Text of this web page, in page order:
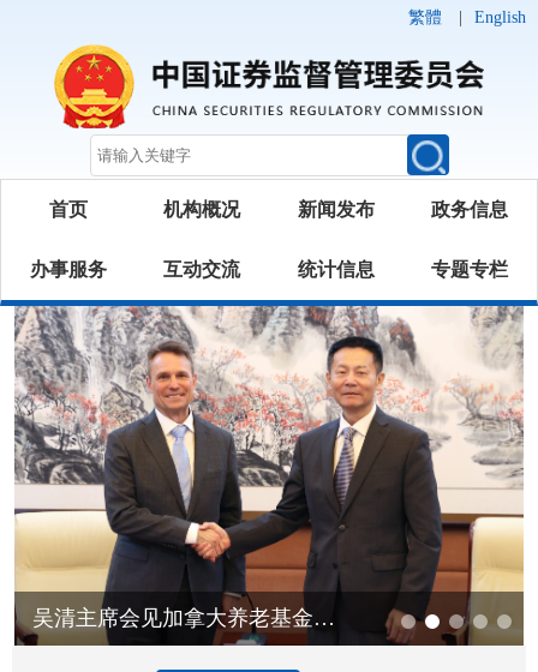
繁體 English
首页 机构概况 新闻发布 政务信息
办事服务 互动交流 统计信息 专题专栏
吴清主席会见加拿大养老基金投资公司总裁兼首席执行官格雷厄姆